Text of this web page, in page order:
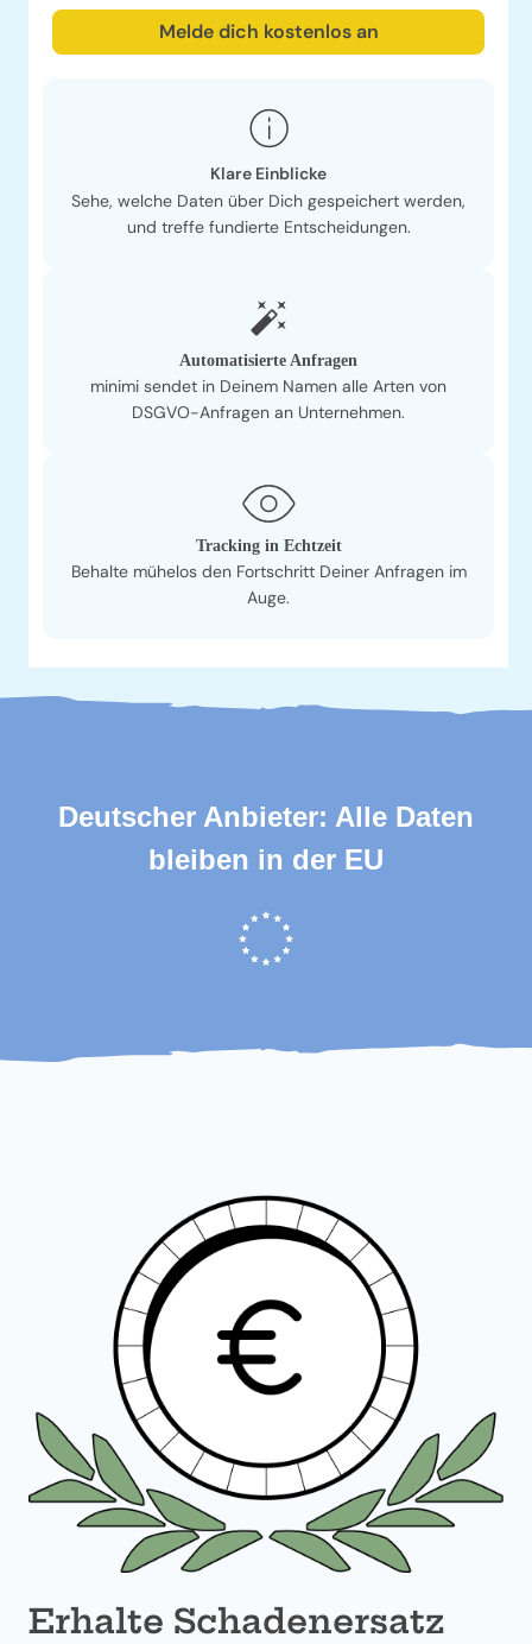
Melde dich kostenlos an
Klare Einblicke
Sehe, welche Daten über Dich gespeichert werden,
und treffe fundierte Entscheidungen.
Automatisierte Anfragen
minimi sendet in Deinem Namen alle Arten von
DSGVO-Anfragen an Unternehmen.
Tracking in Echtzeit
Behalte mühelos den Fortschritt Deiner Anfragen im
Auge.
Deutscher Anbieter: Alle Daten
bleiben in der EU
Erhalte Schadenersatz